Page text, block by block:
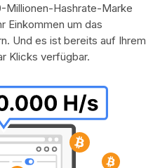
Millionen-Hashrate-Marke
Einkommen um das
Und es ist bereits auf Ihrem
Klicks verfügbar.